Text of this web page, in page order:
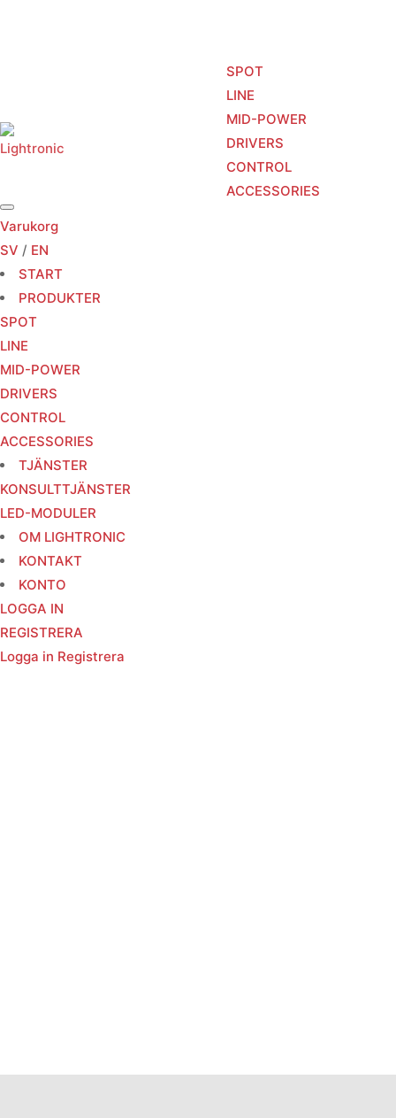
SPOT
LINE
MID-POWER
DRIVERS
CONTROL
ACCESSORIES
Varukorg
SV / EN
START
PRODUKTER
SPOT
LINE
MID-POWER
DRIVERS
CONTROL
ACCESSORIES
TJÄNSTER
KONSULTTJÄNSTER
LED-MODULER
OM LIGHTRONIC
KONTAKT
KONTO
LOGGA IN
REGISTRERA
Logga in Registrera